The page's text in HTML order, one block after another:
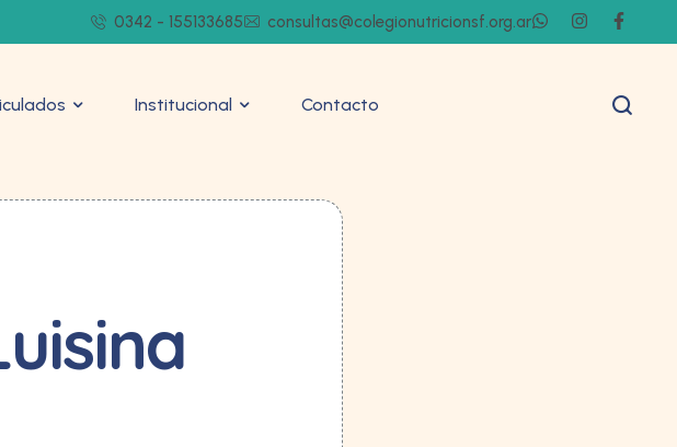
0342 - 155133685 consultas@colegionutricionsf.org.ar
Institucional Contacto